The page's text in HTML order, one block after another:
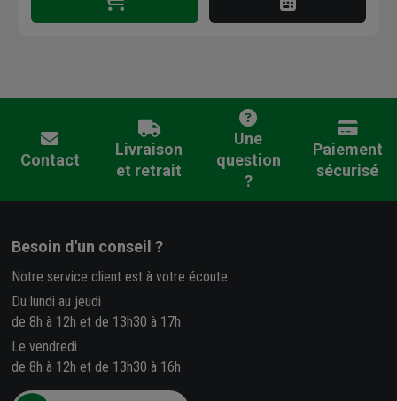
Contact
Livraison
et retrait
Une
question
?
Paiement
sécurisé
Besoin d'un conseil ?
Notre service client est à votre écoute
Du lundi au jeudi
de 8h à 12h et de 13h30 à 17h
Le vendredi
de 8h à 12h et de 13h30 à 16h